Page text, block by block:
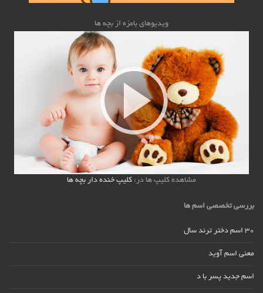
ویدیوهای بامزه از بچه ها
مشاهده کلیپ ها در: کلیپ خنده دار بچه ها
بررسی تخصصی اسم ها
30 اسم دختر ترند سال
معنی اسم آوید
اسم جدید پسر با د